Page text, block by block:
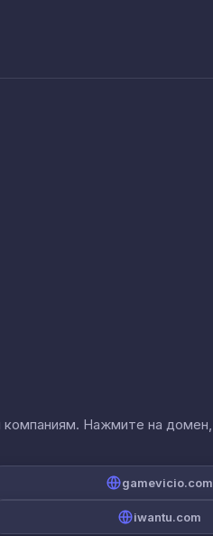
Нажмите на домен,
gamevicio.com
iwantu.com